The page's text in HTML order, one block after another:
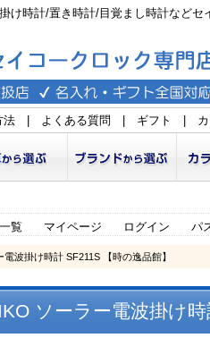
け時計/置き時計/目覚まし時計などセ
法 よくある質問 ギフト
覧
マイページ ログイン パ
波掛け時計 SF211S 【時の逸品館】
ソーラー電波掛け